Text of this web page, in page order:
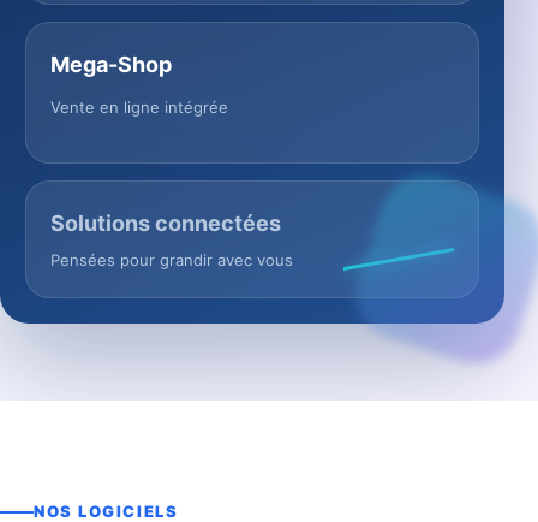
Mega-Shop
Vente en ligne intégrée
Solutions connectées
Pensées pour grandir avec vous
NOS LOGICIELS